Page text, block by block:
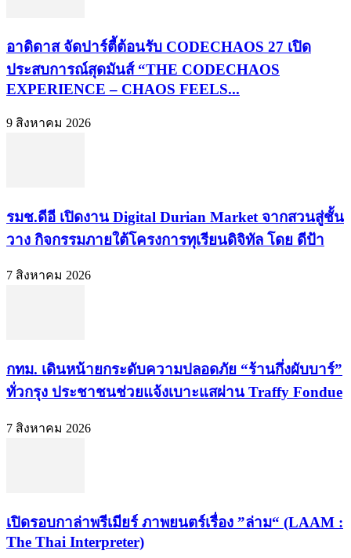
อาดิดาส จัดปาร์ตี้ต้อนรับ CODECHAOS 27 เปิด
ประสบการณ์สุดมันส์ “THE CODECHAOS
EXPERIENCE – CHAOS FEELS...
9 สิงหาคม 2026
รมช.ดีอี เปิดงาน Digital Durian Market จากสวนสู่ชั้น
วาง กิจกรรมภายใต้โครงการทุเรียนดิจิทัล โดย ดีป้า
7 สิงหาคม 2026
กทม. เดินหน้ายกระดับความปลอดภัย “ร้านกึ่งผับบาร์”
ทั่วกรุง ประชาชนช่วยแจ้งเบาะแสผ่าน Traffy Fondue
7 สิงหาคม 2026
เปิดรอบกาล่าพรีเมียร์ ภาพยนตร์เรื่อง ”ล่าม“ (LAAM :
The Thai Interpreter)